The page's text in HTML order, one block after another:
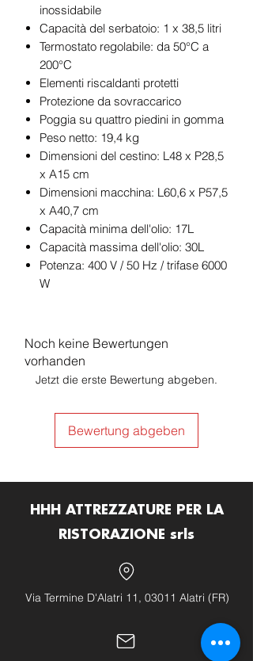
inossidabile
Capacità del serbatoio: 1 x 38,5 litri
Termostato regolabile: da 50°C a
200°C
Elementi riscaldanti protetti
Protezione da sovraccarico
Poggia su quattro piedini in gomma
Peso netto: 19,4 kg
Dimensioni del cestino: L48 x P28,5
x A15 cm
Dimensioni macchina: L60,6 x P57,5
x A40,7 cm
Capacità minima dell'olio: 17L
Capacità massima dell'olio: 30L
Potenza: 400 V / 50 Hz / trifase 6000
W
Noch keine Bewertungen
vorhanden
Jetzt die erste Bewertung abgeben.
Bewertung abgeben
HHH ATTREZZATURE PER LA
RISTORAZIONE srls
Via Termine D'Alatri 11, 03011 Alatri (FR)